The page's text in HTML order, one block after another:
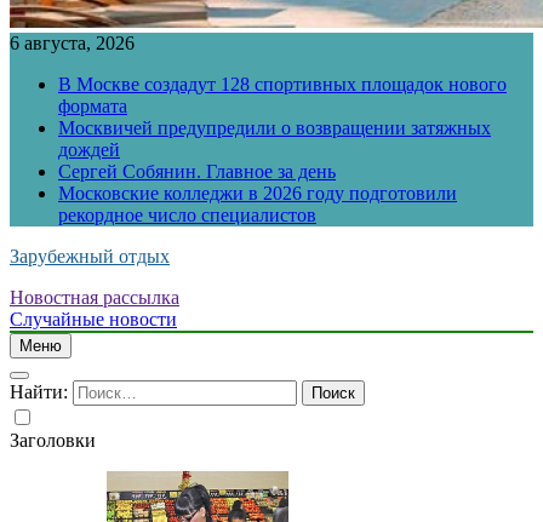
6 августа, 2026
В Москве создадут 128 спортивных площадок нового
формата
Москвичей предупредили о возвращении затяжных
дождей
Сергей Собянин. Главное за день
Московские колледжи в 2026 году подготовили
рекордное число специалистов
Зарубежный отдых
Новостная рассылка
Случайные новости
Меню
Найти:
Заголовки